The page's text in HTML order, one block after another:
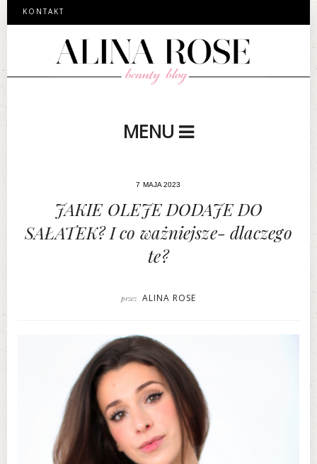
KONTAKT
MENU
7 MAJA 2023
JAKIE OLEJE DODAJE DO
SAŁATEK? I co ważniejsze- dlaczego
te?
przez ALINA ROSE